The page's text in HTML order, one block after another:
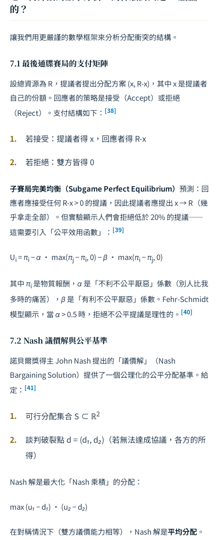
的？
讓我們用更嚴謹的數學框架來分析分配衝突的結構。
7.1 最後通牒賽局的支付矩陣
設總資源為 R ，提議者提出分配方案 (x, R-x)，其中x是提議者
自己的份額。回應者的策略是接受（Accept）或拒絕
（Reject）。支付結構如下： [38]
若接受：提議者得x ，回應者得 R-x
若拒絕：雙方皆得 0
子賽局完美均衡（Subgame Perfect Equilibrium） 預測：回
應者應接受任何R-x> 0 的提議，因此提議者應提出x→R （幾
乎拿走全部）。但實驗顯示人們會拒絕低於 20% 的提議——
這需要引入「公平效用函數」： [39]
Ui=πi−α · max(πj−πi, 0) −β · max(πi−πj, 0)
其中 πi是物質報酬， α是「不利不公平厭惡」係數（別人比我
多時的痛苦）， β是「有利不公平厭惡」係數。Fehr-Schmidt
模型顯示，當α> 0.5 時，拒絕不公平提議是理性的。 [40]
7.2 Nash 議價解與公平基準
諾貝爾獎得主 John Nash 提出的「議價解」（Nash
Bargaining Solution）提供了一個公理化的公平分配基準。給
定： [41]
可行分配集合 S ⊂ ℝ2
談判破裂點d = (d₁,d₂)（若無法達成協議，各方的所
得）
Nash 解是最大化「Nash 乘積」的分配：
max (u₁−d₁) · (u₂−d₂)
在對稱情況下（雙方議價能力相等），Nash 解是平均分配 。